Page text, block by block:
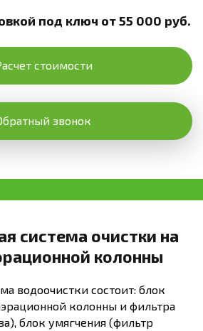
под ключ от 55 000 руб.
стоимости
звонок
система очистки на
колонны
водоочистки состоит: блок
колонны и фильтра
блок умягчения (фильтр